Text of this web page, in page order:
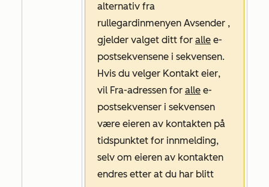
alternativ fra
rullegardinmenyen Avsender ,
gjelder valget ditt for alle e-
postsekvensene i sekvensen.
Hvis du velger Kontakt eier,
vil Fra-adressen for alle e-
postsekvenser i sekvensen
være eieren av kontakten på
tidspunktet for innmelding,
selv om eieren av kontakten
endres etter at du har blitt